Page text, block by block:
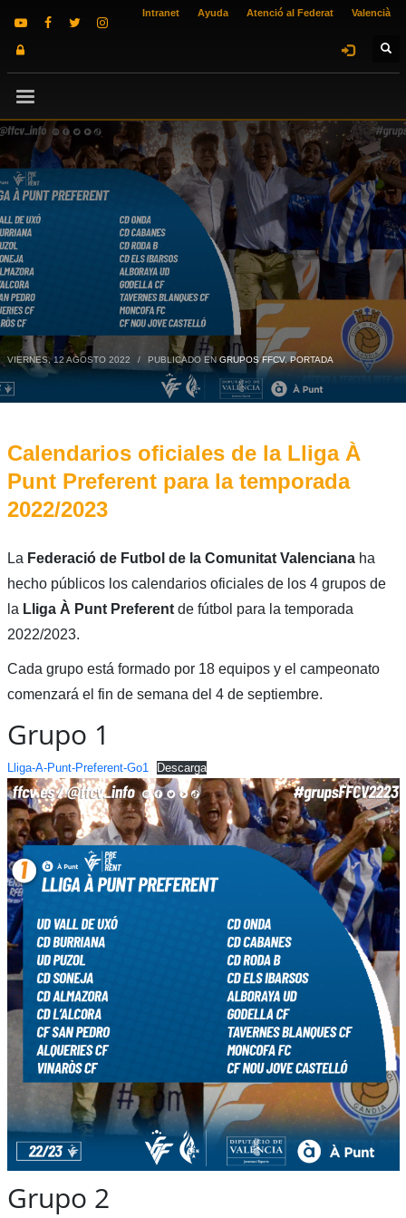
Intranet Ayuda Atenció al Federat Valencià
VIERNES, 12 AGOSTO 2022 / PUBLICADO ENGRUPOS FFCV, PORTADA
Calendarios oficiales de la Lliga À
Punt Preferent para la temporada
2022/2023
La Federació de Futbol de la Comunitat Valencianaha
hecho públicos los calendarios oficiales de los 4 grupos de
la Lliga À Punt Preferentde fútbol para la temporada
2022/2023.
Cada grupo está formado por 18 equipos y el campeonato
comenzará el fin de semana del 4 de septiembre.
Grupo 1
Lliga-A-Punt-Preferent-Go1 Descarga
Grupo 2